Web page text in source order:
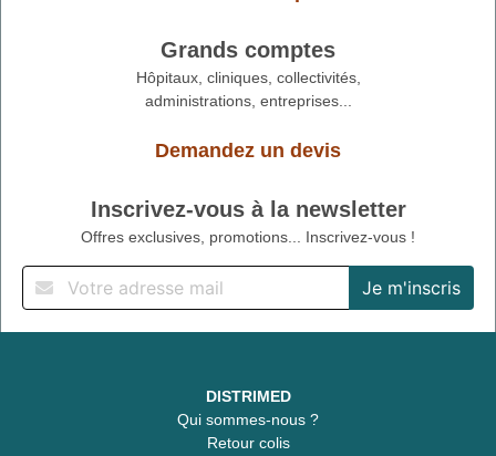
Grands comptes
Hôpitaux, cliniques, collectivités,
administrations, entreprises...
Demandez un devis
Inscrivez-vous à la newsletter
Offres exclusives, promotions... Inscrivez-vous !
DISTRIMED
Qui sommes-nous ?
Retour colis